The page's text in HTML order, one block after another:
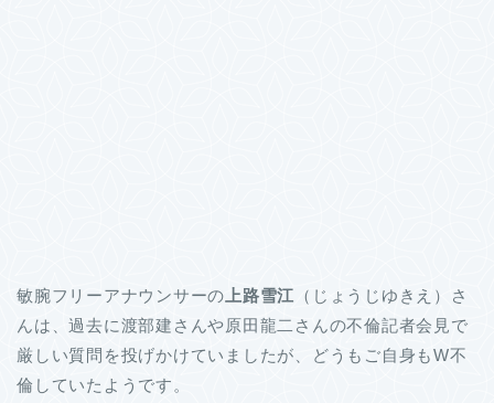
敏腕フリーアナウンサーの 上路雪江 （じょうじゆきえ）さ
んは、過去に渡部建さんや原田龍二さんの不倫記者会見で
厳しい質問を投げかけていましたが、どうもご自身もW不
倫していたようです。